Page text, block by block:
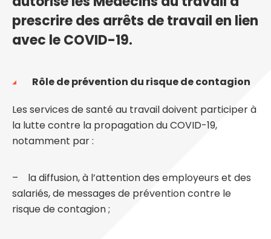
prescrire des arrêts de travail en lien
avec le COVID-19.
Rôle de prévention du risque de contagion
Les services de santé au travail doivent participer à
la lutte contre la propagation du COVID-19,
notamment par :
– la diffusion, à l’attention des employeurs et des
salariés, de messages de prévention contre le
risque de contagion ;